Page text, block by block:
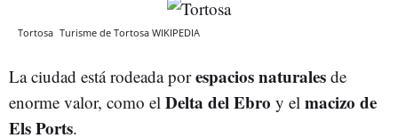
Tortosa Turisme de Tortosa WIKIPEDIA
La ciudad está rodeada porespaciosnaturales de
enorme valor, como el Delta del Ebro y el macizo de
Els Ports.